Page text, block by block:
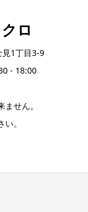
ロ
1丁目3-9
- 18:00
せん。
。